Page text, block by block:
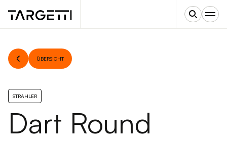
ÜBERSICHT
STRAHLER
Dart Round